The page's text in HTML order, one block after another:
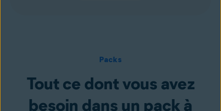
Packs
Tout ce dont vous avez
besoin dans un pack à